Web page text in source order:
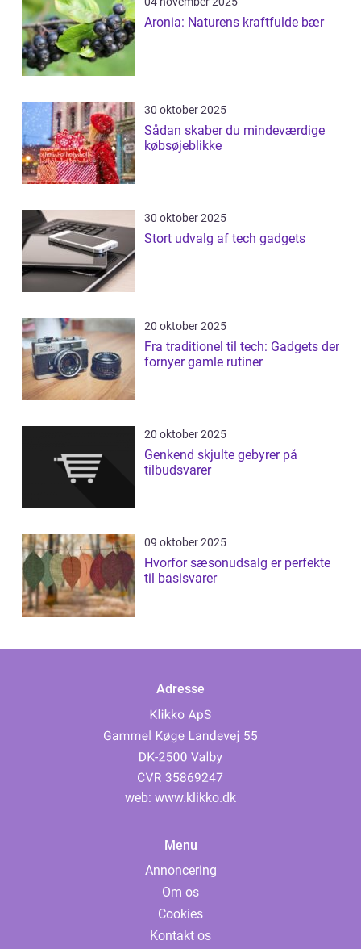
Aronia: Naturens kraftfulde bær
30 oktober 2025
Sådan skaber du mindeværdige
købsøjeblikke
30 oktober 2025
Stort udvalg af tech gadgets
20 oktober 2025
Fra traditionel til tech: Gadgets der
fornyer gamle rutiner
20 oktober 2025
Genkend skjulte gebyrer på
tilbudsvarer
09 oktober 2025
Hvorfor sæsonudsalg er perfekte
til basisvarer
Adresse
web: www.klikko.dk
Menu
Annoncering
Om os
Cookies
Kontakt os